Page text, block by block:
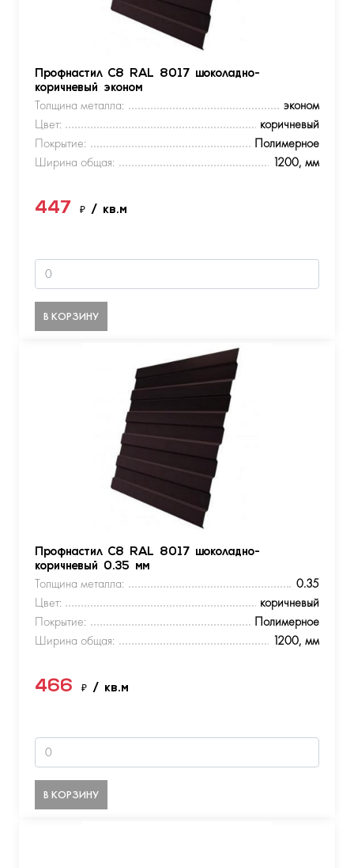
Профнастил С8 RAL 8017 шоколадно-
коричневый эконом
Толщина металла:
эконом
Цвет:
коричневый
Покрытие:
Полимерное
Ширина общая:
1200, мм
447 ₽ / кв.м
В КОРЗИНУ
Профнастил С8 RAL 8017 шоколадно-
коричневый 0.35 мм
Толщина металла:
0.35
Цвет:
коричневый
Покрытие:
Полимерное
Ширина общая:
1200, мм
466 ₽ / кв.м
В КОРЗИНУ